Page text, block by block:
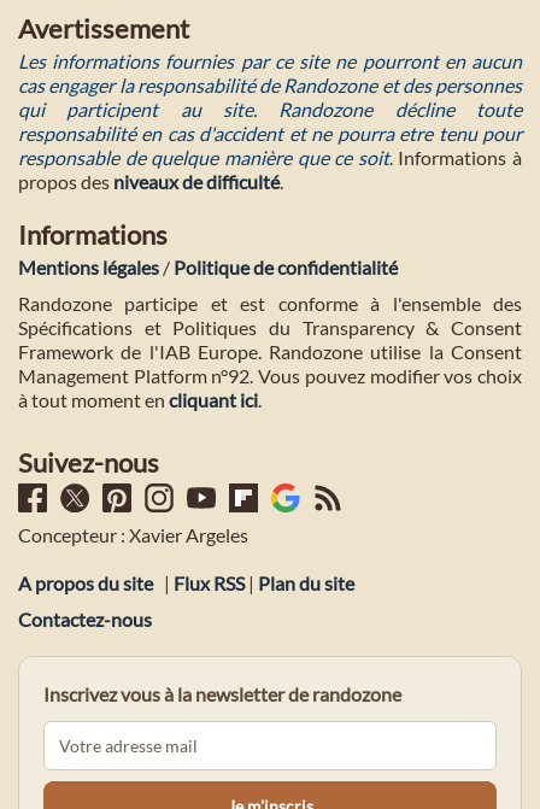
Avertissement
Les informations fournies par ce site ne pourront en aucun
cas engager la responsabilité de Randozone et des personnes
qui participent au site. Randozone décline toute
responsabilité en cas d'accident et ne pourra etre tenu pour
responsable de quelque manière que ce soit. Informations à
propos des niveaux de difficulté.
Informations
Mentions légales / Politique de confidentialité
Randozone participe et est conforme à l'ensemble des
Spécifications et Politiques du Transparency & Consent
Framework de l'IAB Europe. Randozone utilise la Consent
Management Platform n°92. Vous pouvez modifier vos choix
à tout moment en cliquant ici.
Suivez-nous
Concepteur : Xavier Argeles
A propos du site | Flux RSS| Plan du site
Contactez-nous
Inscrivez vous à la newsletter de randozone